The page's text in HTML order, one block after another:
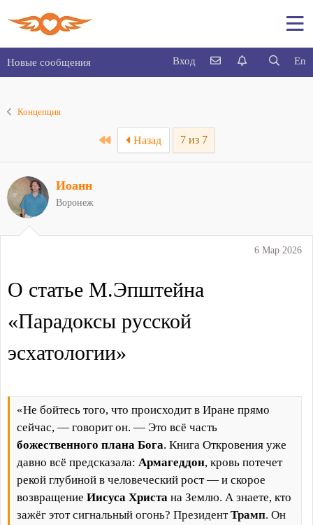
Новые сообщения En
Вход
Концепция
First Назад 7 из 7
6 Мар 2026
О статье М.Эпштейна
«Парадоксы русской
эсхатологии»
«Не бойтесь того, что происходит в Иране прямо
сейчас, — говорит он. — Это всё часть
божественного плана Бога. Книга Откровения уже
давно всё предсказала: Армагеддон, кровь потечет
рекой глубиной в человеческий рост — и скорое
возвращение Иисуса Христа на Землю. А знаете, кто
зажёг этот сигнальный огонь? ПрезидентТрамп. Он
Иоанн
Воронеж